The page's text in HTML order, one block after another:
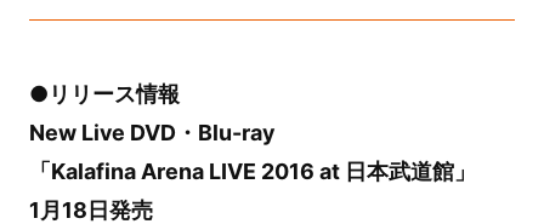
●リリース情報
New Live DVD・Blu-ray
「Kalafina Arena LIVE 2016 at 日本武道館」
1月18日発売